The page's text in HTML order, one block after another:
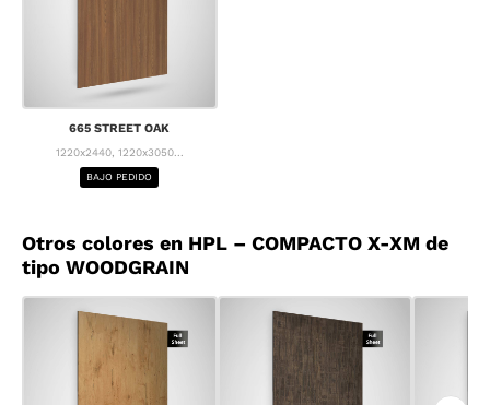
665 STREET OAK
1220x2440, 1220x3050...
BAJO PEDIDO
Otros colores en HPL – COMPACTO X-XM de
tipo WOODGRAIN